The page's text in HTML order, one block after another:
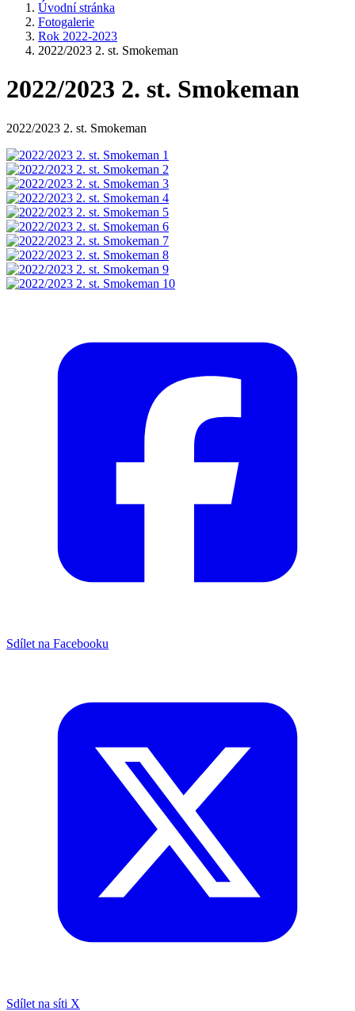
Úvodní stránka
Fotogalerie
Rok 2022-2023
2022/2023 2. st. Smokeman
2022/2023 2. st. Smokeman
2022/2023 2. st. Smokeman
Sdílet na Facebooku
Sdílet na síti X